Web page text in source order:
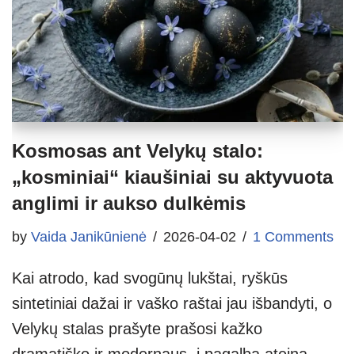
Kosmosas ant Velykų stalo:
„kosminiai“ kiaušiniai su aktyvuota
anglimi ir aukso dulkėmis
by Vaida Janikūnienė 2026-04-02 1 Comments
Kai atrodo, kad svogūnų lukštai, ryškūs
sintetiniai dažai ir vaško raštai jau išbandyti, o
Velykų stalas prašyte prašosi kažko